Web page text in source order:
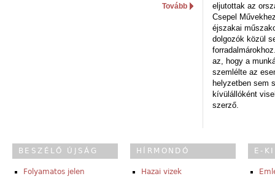
Tovább
eljutottak az
Csepel
éjszakai
dolgozók közül
az, hogy a
szemlélte az
helyzetben sem
kívülállóként
szerző.
BESZÉLŐ ÚJSÁG
Folyamatos jelen
HÍRMONDÓ
Hazai vizek
E-